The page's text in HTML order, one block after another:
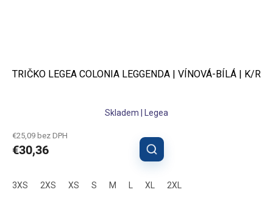
TRIČKO LEGEA COLONIA LEGGENDA | VÍNOVÁ-BÍLÁ | K/R
Skladem | Legea
€25,09 bez DPH
€30,36
3XS 2XS XS S M XL 2XL